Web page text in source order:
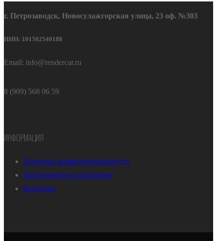
г. Петрозаводск, Новосулажгорская улица, 23 оф. №303
ИНН: 101502540188
Email: info@rendercar.ru
8 (909) 568 06 59
ИНФОРМАЦИЯ
Политика конфиденциальности
Лицензионное соглашение
Контакты